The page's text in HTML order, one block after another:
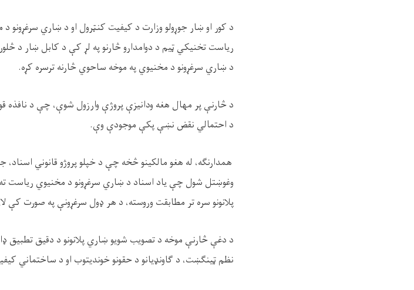
د کور او ښار جوړولو وزارت د کیفیت کنټرول او د ښاري
ریاست تخنیکي ټیم د دوامدارو څارنو په لړ کې د کابل ښار د
د ښاري سرغړونو د مخنیوي په موخه ساحوي څارنه ترسره کړه.
د څارنې پر مهال هغه ودانیزې پروژې وارزول شوې، چې د نافذه
د احتمالي نقض نښې پکې موجودې وې.
همدارنګه، له هغو مالکینو څخه چې د خپلو پروژو قانوني اسناد،
وغوښتل شول چې یاد اسناد د ښاري سرغړونو د مخنیوي ریاست
پلانونو سره تر مطابقت وروسته، د هر ډول سرغړونې په صورت کې
د دغې څارنې موخه د تصویب شویو ښاري پلانونو د دقیق تطبیق
نظم ټینګښت، د ګاونډیانو د حقونو خوندیتوب او د ساختماني